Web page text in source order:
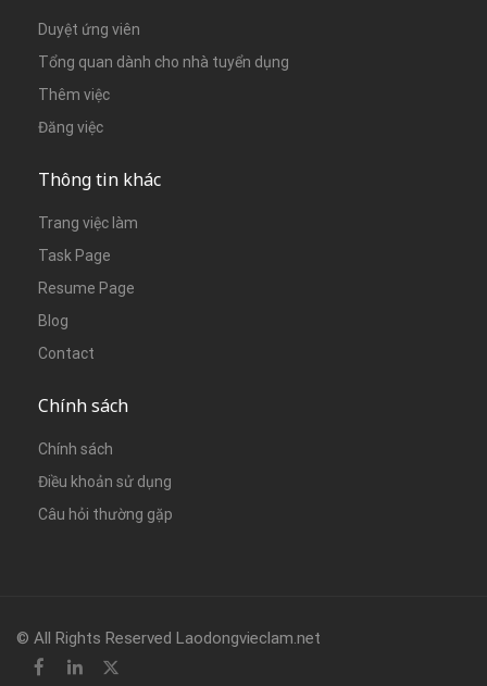
Duyệt ứng viên
Tổng quan dành cho nhà tuyển dụng
Thêm việc
Đăng việc
Thông tin khác
Trang việc làm
Task Page
Resume Page
Blog
Contact
Chính sách
Chính sách
Điều khoản sử dụng
Câu hỏi thường gặp
© All Rights Reserved Laodongvieclam.net